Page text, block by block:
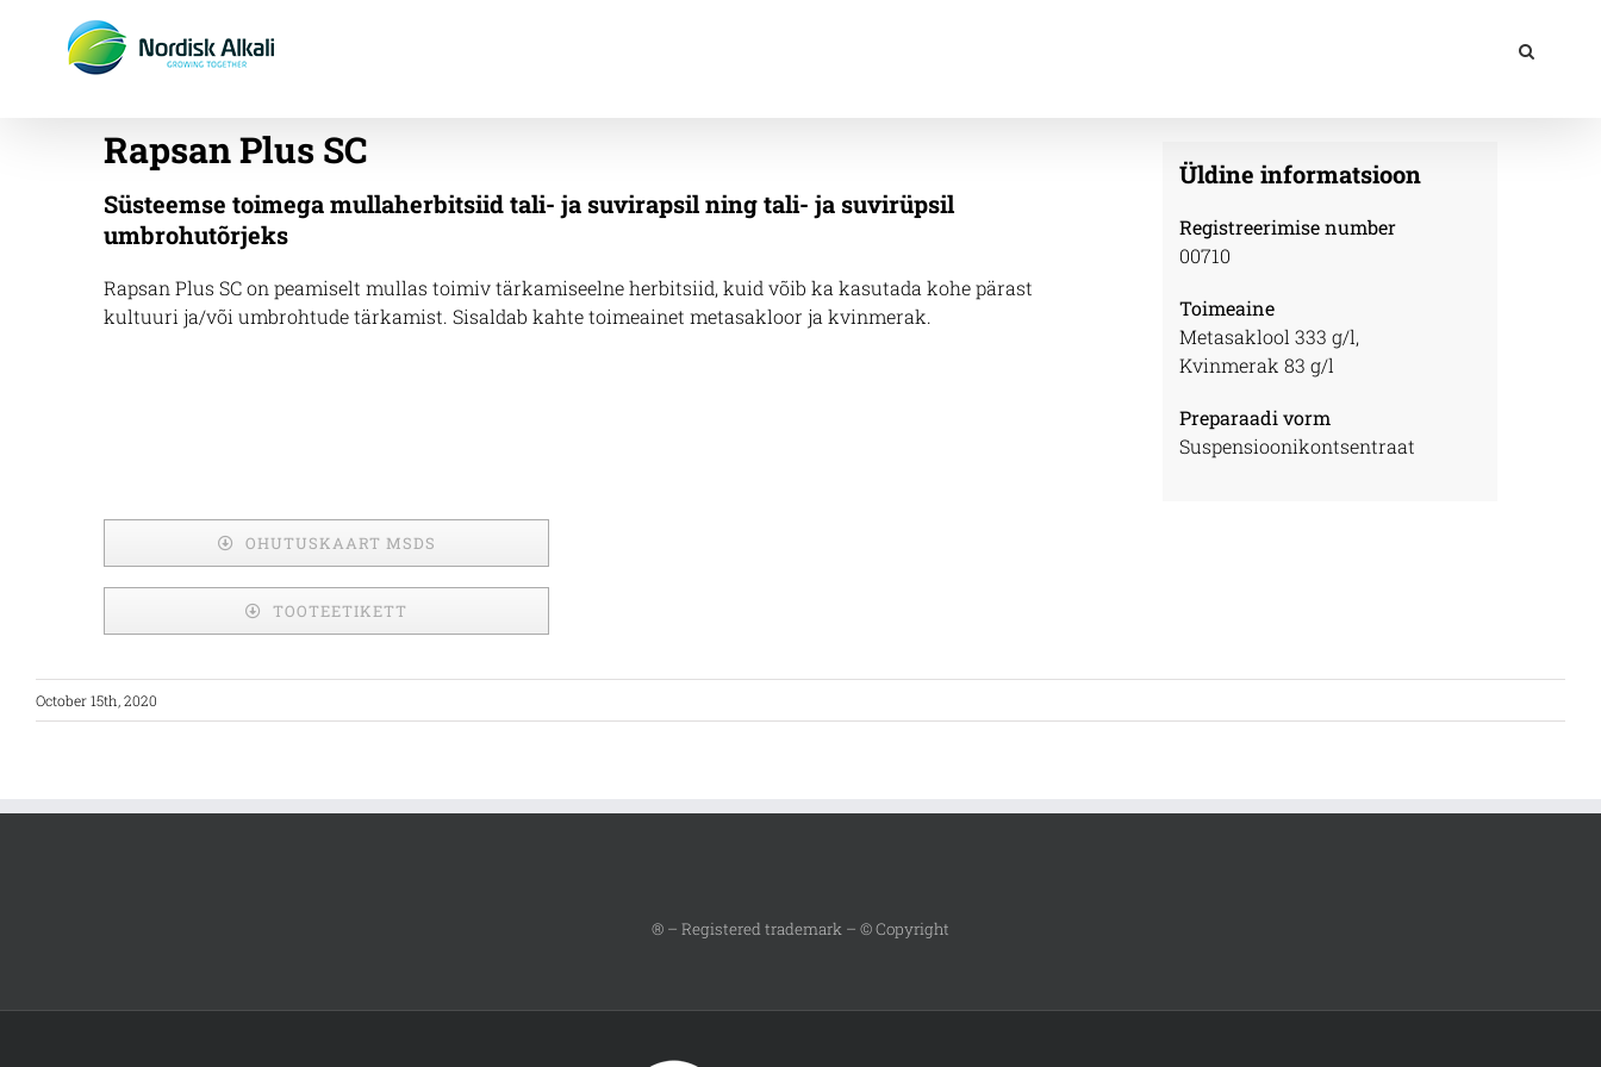
Rapsan Plus SC
Süsteemse toimega mullaherbitsiid tali- ja suvirapsil ning tali- ja suvirüpsil
umbrohutõrjeks
Rapsan Plus SC on peamiselt mullas toimiv tärkamiseelne herbitsiid, kuid võib ka kasutada kohe pärast
kultuuri ja/või umbrohtude tärkamist. Sisaldab kahte toimeainet metasakloor ja kvinmerak.
Üldine informatsioon
Registreerimise number
00710
Toimeaine
Metasaklool 333 g/l,
Kvinmerak 83 g/l
Preparaadi vorm
Suspensioonikontsentraat
OHUTUSKAART MSDS
TOOTEETIKETT
October 15th, 2020
® – Registered trademark – © Copyright